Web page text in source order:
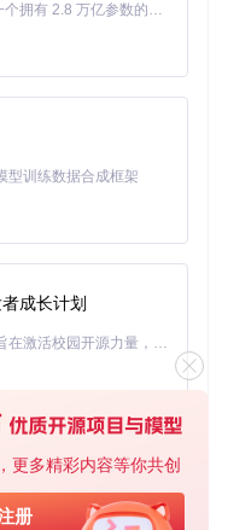
更多精彩内容等你共创
册
标
Kimi K3 是Kimi能力最强的模型：这是一个拥有 2.8 万亿参数的混合专家（MoE）模型，具备原生视觉理解能力，并支持 100 万 token 的上下文窗口。
型训练数据合成框架
成长计划
「源启盛夏」暑期校园开发者成长计划旨在激活校园开源力量，通过积分激励、认证扶持、资源倾斜等形式，引导高校组织和开发者完成「入驻 — 建项目 — 做贡献 — 获认证 — 得资源」的完整闭环。无论你是想带领社团入驻平台的组织者，还是希望用代码贡献证明自己的开发者，都能在这里找到属于你的成长路径。
基于Python的Xiaozhi AI，适用于想要完整Xiaozhi体验而无需拥有专用硬件的用户。